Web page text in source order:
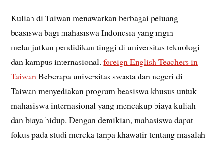
Kuliah di Taiwan menawarkan berbagai peluang
beasiswa bagi mahasiswa Indonesia yang ingin
melanjutkan pendidikan tinggi di universitas teknologi
dan kampus internasional.foreign English Teachers in
TaiwanBeberapa universitas swasta dan negeri di
Taiwan menyediakan program beasiswa khusus untuk
mahasiswa internasional yang mencakup biaya kuliah
dan biaya hidup. Dengan demikian, mahasiswa dapat
fokus pada studi mereka tanpa khawatir tentang masalah